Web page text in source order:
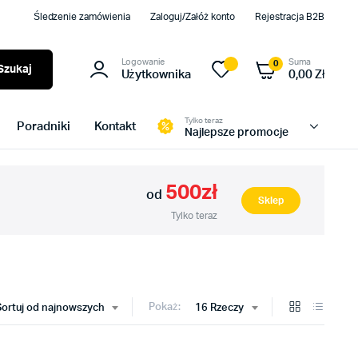
Śledzenie zamówienia Zaloguj/Załóż konto Rejestracja B2B
Logowanie
Użytkownika
0 Suma
0,00Zł
Poradniki Kontakt
Tylko teraz
Najlepsze promocje
od 500zł
Tylko teraz
Sklep
od najnowszych Pokaż: 16 Rzeczy